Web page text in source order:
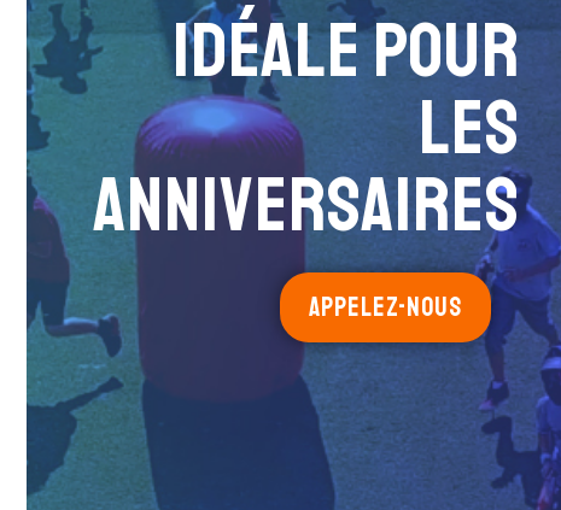
IDÉALE POUR
LES
ANNIVERSAIRES
APPELEZ-NOUS